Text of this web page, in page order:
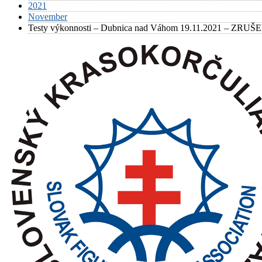
2021
November
Testy výkonnosti – Dubnica nad Váhom 19.11.2021 –